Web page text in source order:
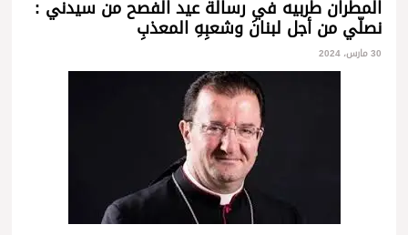
المطران طربيه في رسالة عيد الفصح من سيدني :
نصلّي من أجل لبنانَ وشعبِهِ المعذبِ
30 مارس، 2024